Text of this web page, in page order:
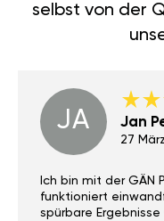
selbst von der
JA Jan
27
Ich bin mit der GÄN
funktioniert
spürbare